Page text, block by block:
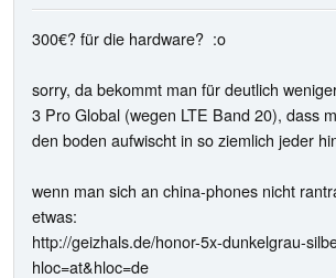
300€? für die hardware? :o
sorry, da bekommt man für deutlich
3 Pro Global (wegen LTE Band 20), dass
den boden aufwischt in so ziemlich jeder
wenn man sich an china-phones nicht
etwas:
http://geizhals.de/honor-5x-dunkelgrau-
hloc=at&hloc=de